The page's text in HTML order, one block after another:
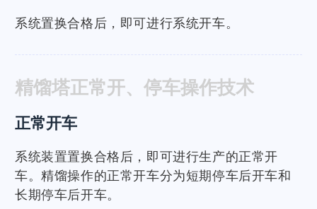
系统置换合格后，即可进行系统开车。
精馏塔正常开、停车操作技术
正常开车
系统装置置换合格后，即可进行生产的正常开
车。精馏操作的正常开车分为短期停车后开车和
长期停车后开车。